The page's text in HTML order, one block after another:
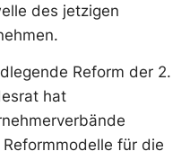
des jetzigen
Reform der 2.
hat
für die